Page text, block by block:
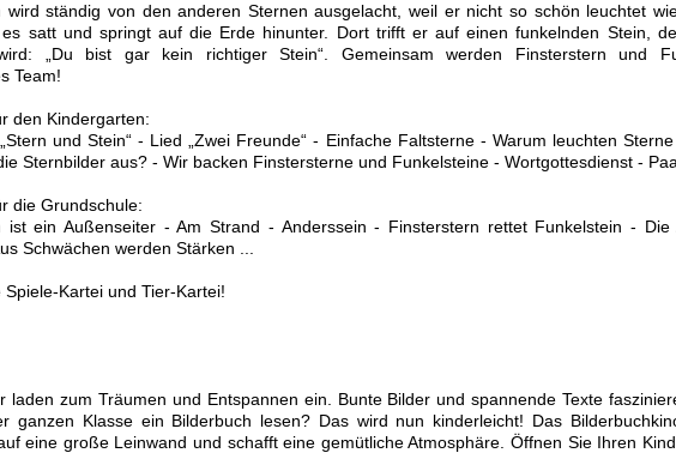
wird ständig von den anderen Sternen ausgelacht, weil er nicht so schön leuchtet
satt und springt auf die Erde hinunter. Dort trifft er auf einen funkelnden Stein,
„Du bist gar kein richtiger Stein“. Gemeinsam werden Finsterstern und
Team!
den Kindergarten:
und Stein“ - Lied „Zwei Freunde“ - Einfache Faltsterne - Warum leuchten
Sternbilder aus? - Wir backen Finstersterne und Funkelsteine - Wortgottesdienst -
die Grundschule:
ist ein Außenseiter - Am Strand - Anderssein - Finsterstern rettet Funkelstein - Die
Schwächen werden Stärken ...
Spiele-Kartei und Tier-Kartei!
laden zum Träumen und Entspannen ein. Bunte Bilder und spannende Texte
ganzen Klasse ein Bilderbuch lesen? Das wird nun kinderleicht! Das
eine große Leinwand und schafft eine gemütliche Atmosphäre. Öffnen Sie Ihren